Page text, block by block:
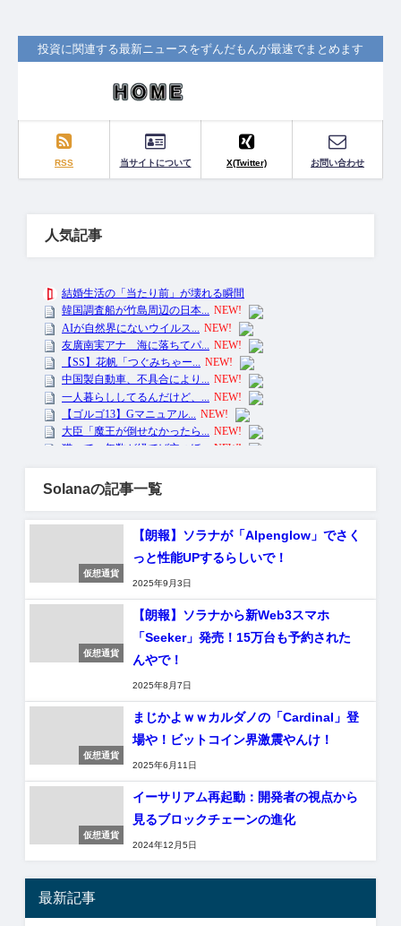
投資に関連する最新ニュースをずんだもんが最速でまとめます
RSS 当サイトについて X(Twitter) お問い合わせ
人気記事
Solanaの記事一覧
仮想通貨
【朗報】ソラナが「Alpenglow」でさく
っと性能UPするらしいで！
2025年9月3日
仮想通貨
【朗報】ソラナから新Web3スマホ
「Seeker」発売！15万台も予約された
んやで！
2025年8月7日
仮想通貨
まじかよｗｗカルダノの「Cardinal」登
場や！ビットコイン界激震やんけ！
2025年6月11日
仮想通貨
イーサリアム再起動：開発者の視点から
見るブロックチェーンの進化
2024年12月5日
最新記事